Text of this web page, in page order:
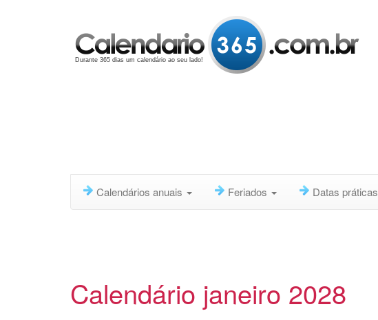
Durante 365 dias um calendário ao seu lado!
Calendários anuais Feriados Datas práticas
Calendário janeiro 2028